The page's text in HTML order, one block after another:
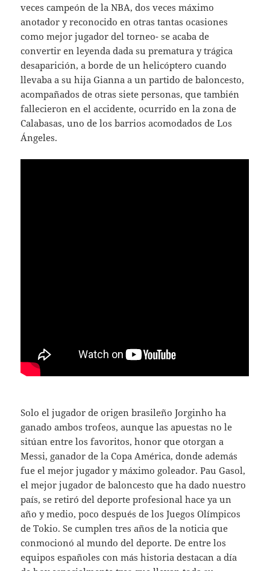
veces campeón de la NBA, dos veces máximo
anotador y reconocido en otras tantas ocasiones
como mejor jugador del torneo- se acaba de
convertir en leyenda dada su prematura y trágica
desaparición, a borde de un helicóptero cuando
llevaba a su hija Gianna a un partido de baloncesto,
acompañados de otras siete personas, que también
fallecieron en el accidente, ocurrido en la zona de
Calabasas, uno de los barrios acomodados de Los
Ángeles.
Solo el jugador de origen brasileño Jorginho ha
ganado ambos trofeos, aunque las apuestas no le
sitúan entre los favoritos, honor que otorgan a
Messi, ganador de la Copa América, donde además
fue el mejor jugador y máximo goleador. Pau Gasol,
el mejor jugador de baloncesto que ha dado nuestro
país, se retiró del deporte profesional hace ya un
año y medio, poco después de los Juegos Olímpicos
de Tokio. Se cumplen tres años de la noticia que
conmocionó al mundo del deporte. De entre los
equipos españoles con más historia destacan a día